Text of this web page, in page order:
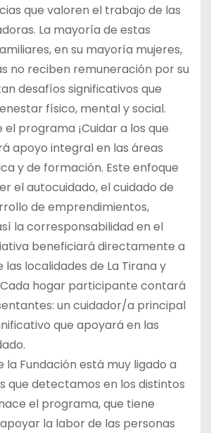
que valoren el trabajo de las
La mayoría de estas
en su mayoría mujeres,
no reciben remuneración por su
desafíos significativos que
físico, mental y social.
el programa ¡Cuidar a los que
apoyo integral en las áreas
y de formación. Este enfoque
el autocuidado, el cuidado de
de emprendimientos,
la corresponsabilidad en el
beneficiará directamente a
las localidades de La Tirana y
hogar participante contará
un cuidador/a principal
que apoyará en las
la Fundación está muy ligado a
que detectamos en los distintos
el programa, que tiene
la labor de las personas